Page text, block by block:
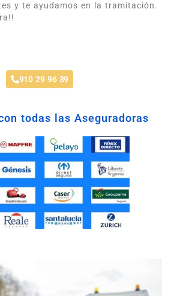
y te ayudamos en la tramitación.
910 29 96 39
todas las Aseguradoras